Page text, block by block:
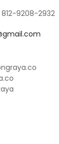
9208-2932